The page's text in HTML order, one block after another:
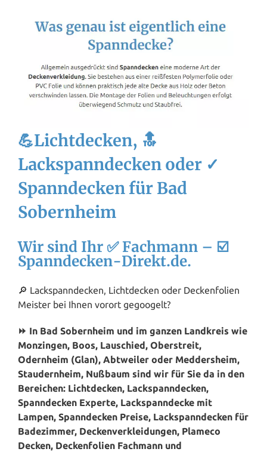
💪Lichtdecken, 🔝
Lackspanndecken oder ✓
Spanndecken für Bad
Sobernheim
Wir sind Ihr ✅ Fachmann – ☑️
Spanndecken-Direkt.de.
🔎 Lackspanndecken, Lichtdecken oder Deckenfolien
Meister bei Ihnen vorort gegoogelt?
⏩ In Bad Sobernheim und im ganzen Landkreis wie
Monzingen, Boos, Lauschied, Oberstreit,
Odernheim (Glan), Abtweiler oder Meddersheim,
Staudernheim, Nußbaum sind wir für Sie da in den
Bereichen: Lichtdecken, Lackspanndecken,
Spanndecken Experte, Lackspanndecke mit
Lampen, Spanndecken Preise, Lackspanndecken für
Badezimmer, Deckenverkleidungen, Plameco
Decken, Deckenfolien Fachmann und